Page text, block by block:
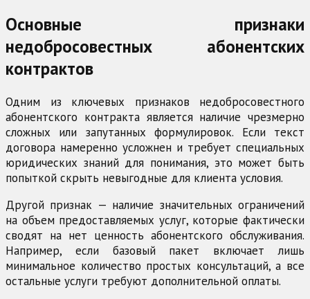
Основные признаки
недобросовестных абонентских
контрактов
Одним из ключевых признаков недобросовестного
абонентского контракта является наличие чрезмерно
сложных или запутанных формулировок. Если текст
договора намеренно усложнен и требует специальных
юридических знаний для понимания, это может быть
попыткой скрыть невыгодные для клиента условия.
Другой признак — наличие значительных ограничений
на объем предоставляемых услуг, которые фактически
сводят на нет ценность абонентского обслуживания.
Например, если базовый пакет включает лишь
минимальное количество простых консультаций, а все
остальные услуги требуют дополнительной оплаты.